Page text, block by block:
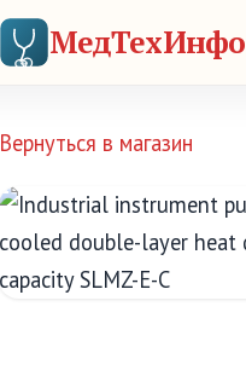
МедТехИнфо
Вернуться в магазин